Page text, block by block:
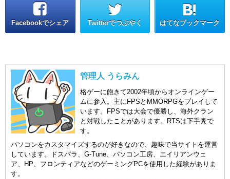
Facebookでシェア Twitterでつぶやく はてなブックマーク
管理人 うらみん
格ゲーに飽きて2002年頃からオンラインゲー
ムに参入。主にFPSとMMORPGをプレイして
います。FPSでは大会で優勝し、海外クラン
と対戦したことがあります。RTSは下手糞で
す。
パソコンをカスタマイズするのが好きなので、趣味で当サイトを運営
しています。ドスパラ、G-Tune、パソコン工房、エイリアンウェ
ア、HP、フロンティアなどのゲーミングPCを使用した経験がありま
す。